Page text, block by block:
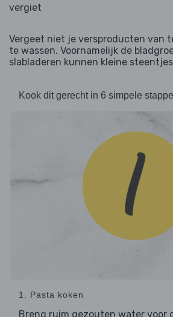
vergiet
Vergeet niet je versproducten van
te wassen. Voornamelijk de
slabladeren kunnen kleine
Kook dit gerecht in 6 simpele
1. Pasta koken
Breng ruim gezouten water voor